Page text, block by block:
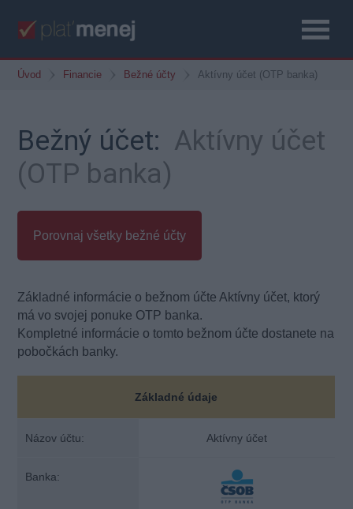
Úvod Financie Bežné účty Aktívny účet (OTP banka)
Bežný účet: Aktívny účet
(OTP banka)
Porovnaj všetky bežné účty
Základné informácie o bežnom účte Aktívny účet, ktorý
má vo svojej ponuke OTP banka.
Kompletné informácie o tomto bežnom účte dostanete na
pobočkách banky.
Základné údaje
Názov účtu: Aktívny účet
Banka: